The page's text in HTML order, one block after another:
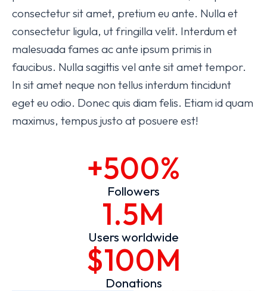
consectetur sit amet, pretium eu ante. Nulla et
consectetur ligula, ut fringilla velit. Interdum et
malesuada fames ac ante ipsum primis in
faucibus. Nulla sagittis vel ante sit amet tempor.
In sit amet neque non tellus interdum tincidunt
eget eu odio. Donec quis diam felis. Etiam id quam
maximus, tempus justo at posuere est!
+500%
Followers
1.5M
Users worldwide
$100M
Donations